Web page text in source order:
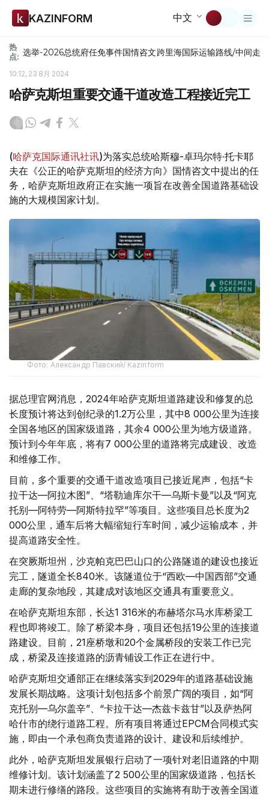
KAZINFORM 中文
热
点: 选举-2026总统府任免事件国情咨文跨里海国际运输路线/中间走廊
10:12, 23 8月 2024
哈萨克斯坦重要交通干道改造工程接近完工
(哈萨克国际通讯社讯)为落实总统哈斯穆-卓玛尔特·托卡耶
夫在《公正的哈萨克斯坦的经济方向》国情咨文中提出的任
务，哈萨克斯坦政府正在实施一项旨在改善全国道路基础设
施的大规模国家计划。
Фото: Александр Павский/ Kazinform
据总理官网消息，2024年哈萨克斯坦道路建设和修复的总
长度预计将达到创纪录的1.2万公里，其中8 000公里为连接
全国各地区的国家级道路，其余4 000公里为地方级道路。
预计到今年年底，将有7 000公里的道路将完成建设、改造
和维修工作。
目前，多个重要的交通干道改造项目已接近尾声，包括“卡
拉干达—阿拉木图”、“塔勒迪库尔干—乌斯卡曼”以及“阿克
托别—阿特劳—阿斯特拉罕”等项目。这些项目总长度为2
000公里，通车后将大幅缩短行车时间，减少运输成本，并
提高道路安全性。
在突厥斯坦州，沙克帕克巴巴山口的公路隧道的建设也接近
完工，隧道全长840米。该隧道位于“西欧—中国西部”交通
走廊的复杂地段，其建成对该地区交通具有重要意义。
在哈萨克斯坦东部，长达1 316米的布赫塔尔马水库桥梁工
程也即将竣工。除了桥梁本身，项目还包括19公里的连接道
路建设。目前，21座桥墩和20个金属桥段的安装工作已完
成，桥梁及连接道路的沥青铺设工作正在进行中。
哈萨克斯坦交通部正在继续落实到2029年的道路基础设施
发展长期战略。这项计划包括多个前景广阔的项目，如“阿
克托别—乌尔盖辛”、“卡拉干达—杰兹卡兹甘”以及萨热阿
哈什市的绕行道路工程。所有项目将通过EPCM合同模式实
施，即由一个承包商负责道路的设计、建设和后续维护。
此外，哈萨克斯坦发展银行启动了一项针对老旧道路的中期
维修计划。该计划涵盖了2 500公里的国家级道路，包括长
期未进行修缮的路段。这些项目的实施将有助于改善全国道